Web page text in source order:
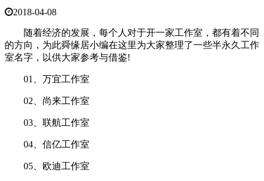
2018-04-08
随着经济的发展，每个人对于开一家工作室，都有着不同
的方向，为此舜缘居小编在这里为大家整理了一些半永久工作
室名字，以供大家参考与借鉴!
01、万宜工作室
02、尚来工作室
03、联航工作室
04、信亿工作室
05、欧迪工作室